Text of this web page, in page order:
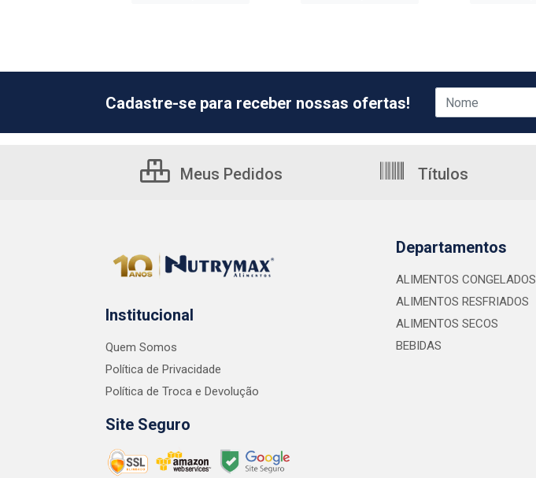
Cadastre-se para receber nossas ofertas!
Meus Pedidos Títulos
Institucional
Quem Somos
Política de Privacidade
Política de Troca e Devolução
Site Seguro
Departamentos
ALIMENTOS CONGELADOS
ALIMENTOS RESFRIADOS
ALIMENTOS SECOS
BEBIDAS